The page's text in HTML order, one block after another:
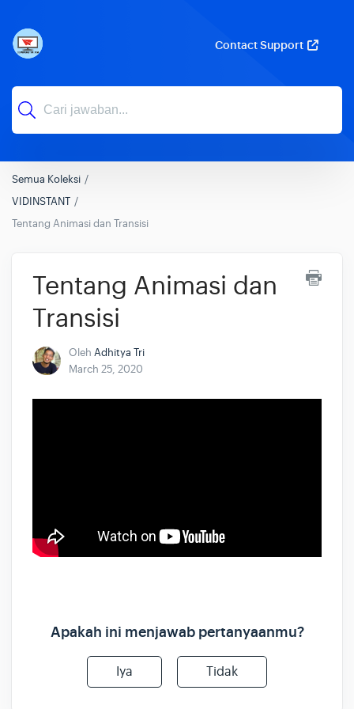
Contact Support
Semua Koleksi
VIDINSTANT
Tentang Animasi dan Transisi
Tentang Animasi dan
Transisi
Oleh Adhitya Tri
March 25, 2020
Apakah ini menjawab pertanyaanmu?
Iya Tidak